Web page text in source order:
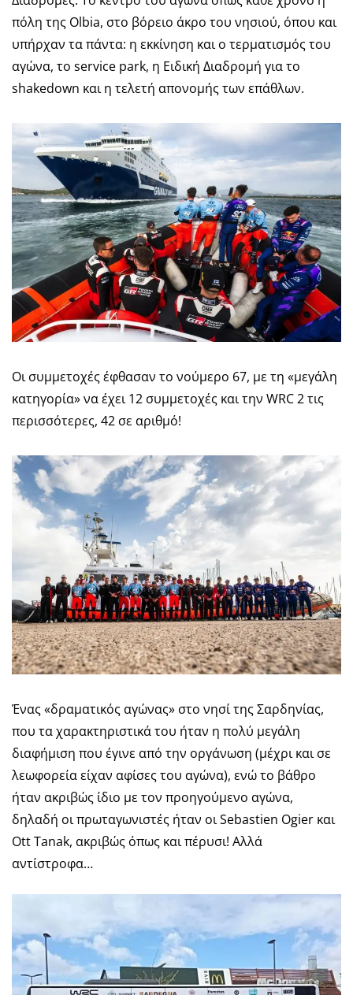
πόλη της Olbia, στο βόρειο άκρο του νησιού, όπου και
υπήρχαν τα πάντα: η εκκίνηση και ο τερματισμός του
αγώνα, το service park, η Ειδική Διαδρομή για το
shakedown και η τελετή απονομής των επάθλων.
Οι συμμετοχές έφθασαν το νούμερο 67, με τη «μεγάλη
κατηγορία» να έχει 12 συμμετοχές και την WRC 2 τις
περισσότερες, 42 σε αριθμό!
Ένας «δραματικός αγώνας» στο νησί της Σαρδηνίας,
που τα χαρακτηριστικά του ήταν η πολύ μεγάλη
διαφήμιση που έγινε από την οργάνωση (μέχρι και σε
λεωφορεία είχαν αφίσες του αγώνα), ενώ το βάθρο
ήταν ακριβώς ίδιο με τον προηγούμενο αγώνα,
δηλαδή οι πρωταγωνιστές ήταν οι Sebastien Ogier και
Ott Tanak, ακριβώς όπως και πέρυσι! Αλλά
αντίστροφα…